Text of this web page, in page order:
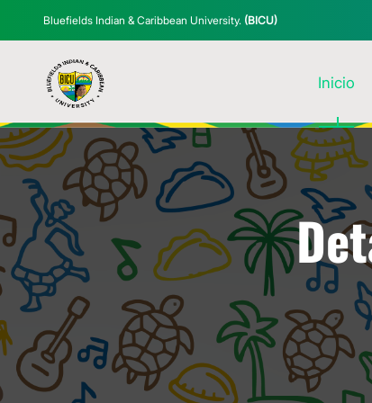
Bluefields Indian & Caribbean University. (BICU)
Inicio